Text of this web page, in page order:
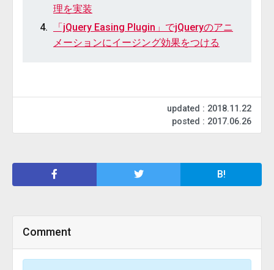
理を実装
「jQuery Easing Plugin」でjQueryのアニ
メーションにイージング効果をつける
updated : 2018.11.22
posted : 2017.06.26
B!
Comment